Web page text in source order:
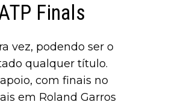
Finals
vez, podendo ser o
qualquer título.
com finais no
em Roland Garros